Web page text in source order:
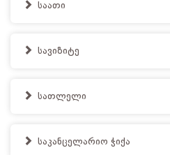
საათი
სავიზიტე
სათლელი
საკანცელარიო ჭიქა